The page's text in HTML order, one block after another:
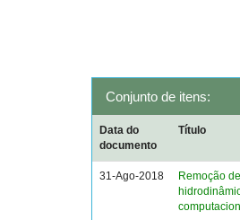
Conjunto de itens:
Data do
documento
Título
31-Ago-2018
Remoção